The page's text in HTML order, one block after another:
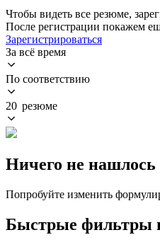
Чтобы видеть все резюме,
После регистрации покажем
Зарегистрироваться
За всё время
По соответствию
20 резюме
Ничего не нашлось
Попробуйте изменить
Быстрые фильтры